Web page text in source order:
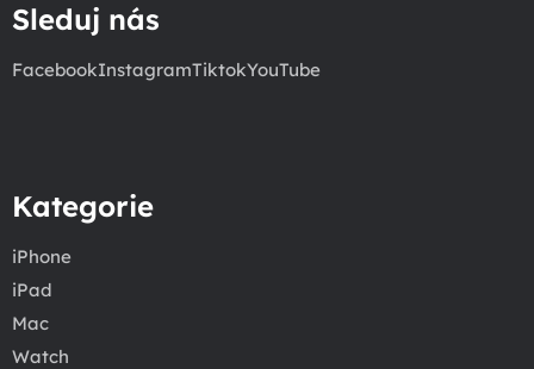
Sleduj nás
FacebookInstagramTiktokYouTube
Kategorie
iPhone
iPad
Mac
Watch